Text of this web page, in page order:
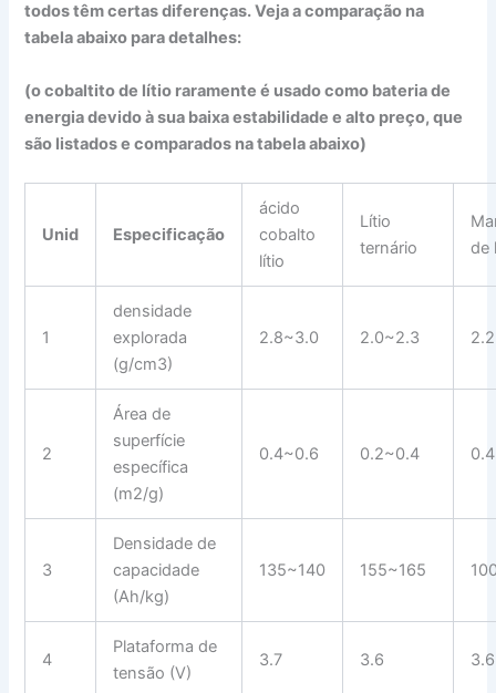
todos têm certas diferenças. Veja a comparação na
tabela abaixo para detalhes:
(o cobaltito de lítio raramente é usado como bateria de
energia devido à sua baixa estabilidade e alto preço, que
são listados e comparados na tabela abaixo)
Unid Especificação
ácido
cobalto
lítio
Lítio
ternário
de
1
densidade
explorada
(g/cm3)
2.8~3.0 2.0~2.3
2
Área de
superfície
específica
(m2/g)
0.4~0.6 0.2~0.4
3
Densidade de
capacidade
(Ah/kg)
135~140 155~165
4
Plataforma de
tensão (V)
3.7 3.6 3.6